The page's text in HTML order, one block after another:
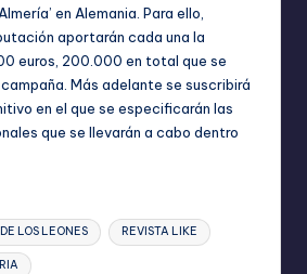
en Alemania. Para ello,
aportarán cada una la
euros, 200.000 en total que se
Más adelante se suscribirá
en el que se especificarán las
que se llevarán a cabo dentro
LOS LEONES REVISTA LIKE